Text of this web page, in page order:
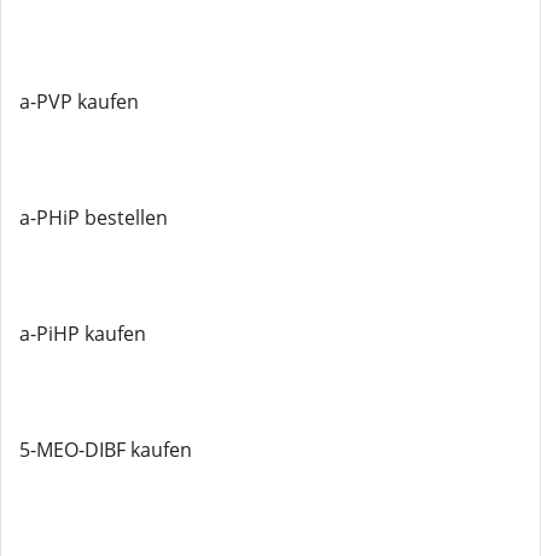
a-PVP kaufen
a-PHiP bestellen
a-PiHP kaufen
5-MEO-DIBF kaufen